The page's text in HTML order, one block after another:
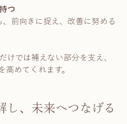
つ
けでは補えない部分を支え、
高めてくれます。
し、未来へつなげる